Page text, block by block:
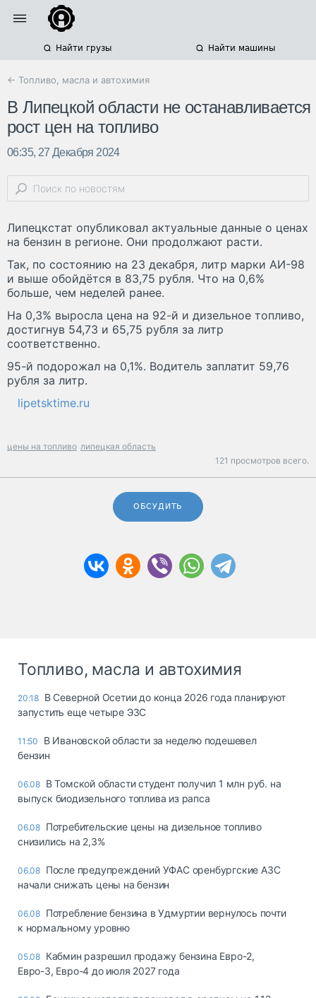
Найти грузы Найти машины
← Топливо, масла и автохимия
В Липецкой области не останавливается
рост цен на топливо
06:35, 27 Декабря 2024
Липецкстат опубликовал актуальные данные о ценах
на бензин в регионе. Они продолжают расти.
Так, по состоянию на 23 декабря, литр марки АИ-98
и выше обойдётся в 83,75 рубля. Что на 0,6%
больше, чем неделей ранее.
На 0,3% выросла цена на 92-й и дизельное топливо,
достигнув 54,73 и 65,75 рубля за литр
соответственно.
95-й подорожал на 0,1%. Водитель заплатит 59,76
рубля за литр.
lipetsktime.ru
цены на топливо липецкая область
121 просмотров всего.
ОБСУДИТЬ
Топливо, масла и автохимия
20:18 В Северной Осетии до конца 2026 года планируют
запустить еще четыре ЭЗС
11:50
В Ивановской области за неделю подешевел
бензин
06.08 В Томской области студент получил 1 млн руб. на
выпуск биодизельного топлива из рапса
06.08 Потребительские цены на дизельное топливо
снизились на 2,3%
06.08 После предупреждений УФАС оренбургские АЗС
начали снижать цены на бензин
06.08 Потребление бензина в Удмуртии вернулось почти
к нормальному уровню
05.08 Кабмин разрешил продажу бензина Евро-2,
Евро-3, Евро-4 до июля 2027 года